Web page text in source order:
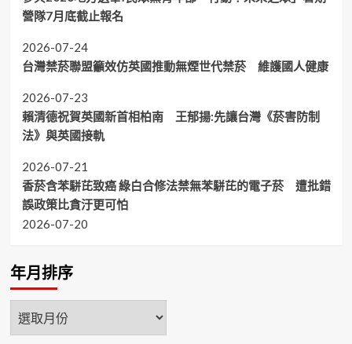
營隊7月底截止報名
2026-07-24
台灣禁菸聯盟籲效仿英國推動無煙世代禁菸 維護國人健康
2026-07-23
賴清德祝賀英國新首相柏南 王郁揚:先讓台灣《菸害防制
法》與英國接軌
2026-07-21
香菸含苯駢芘致癌 綠白合修法禁無苯駢芘的電子菸 遭批錯
誤政策比貪汙更可怕
2026-07-20
年月排序
年
月